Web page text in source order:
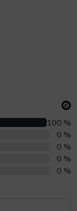
0 %
0 %
0 %
0 %
100 %